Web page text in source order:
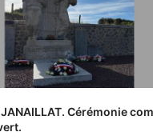
Cérémonie